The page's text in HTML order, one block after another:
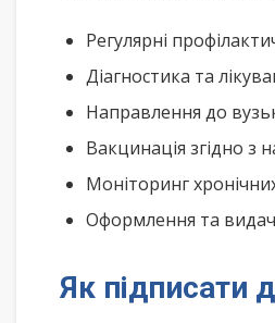
Регулярні
Діагностика та
Направлення до
Вакцинація згідно
Моніторинг
Оформлення та
Як підписати